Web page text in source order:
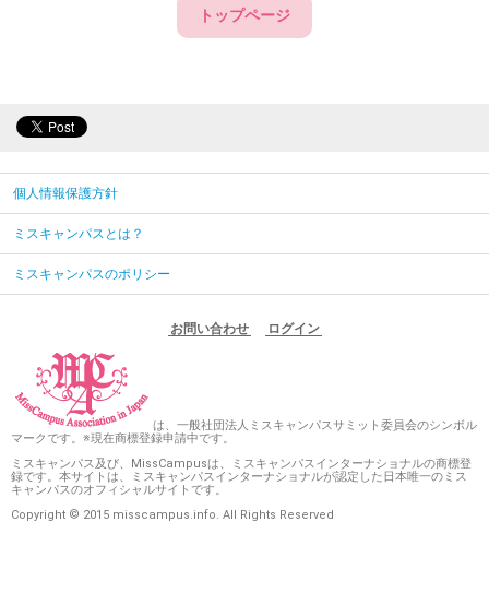
トップページ
個人情報保護方針
ミスキャンパスとは？
ミスキャンパスのポリシー
お問い合わせ ログイン
は、一般社団法人ミスキャンパスサミット委員会のシンボル
マークです。※現在商標登録申請中です。
ミスキャンパス及び、MissCampusは、ミスキャンパスインターナショナルの商標登
録です。本サイトは、ミスキャンパスインターナショナルが認定した日本唯一のミス
キャンパスのオフィシャルサイトです。
Copyright © 2015 misscampus.info. All Rights Reserved